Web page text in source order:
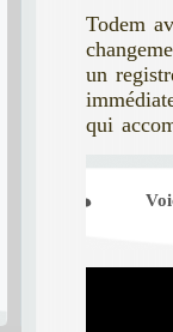
Todem
un
qui